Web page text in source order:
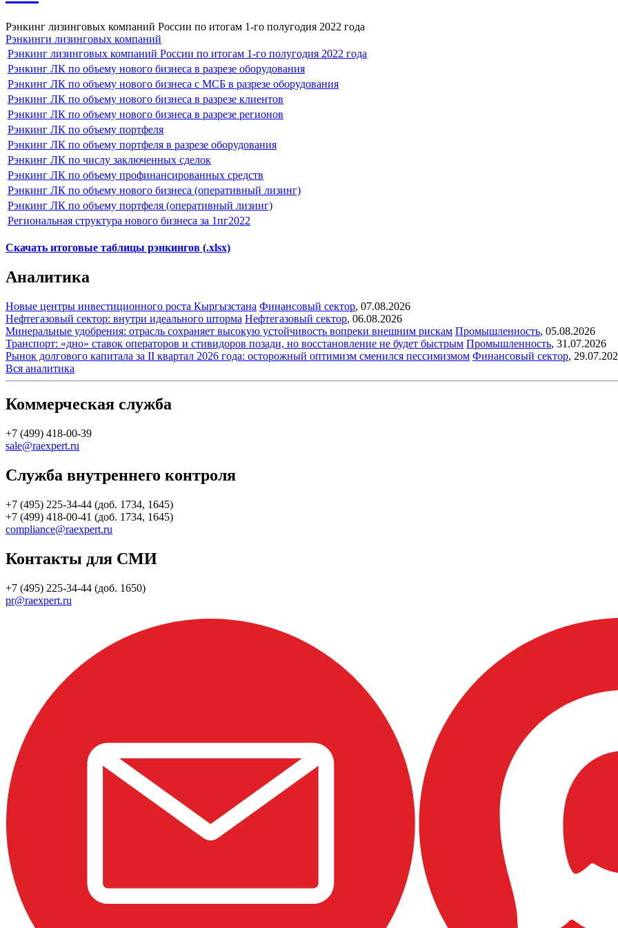
Рэнкинг лизинговых компаний России по итогам 1-го полугодия 2022 года
Рэнкинги лизинговых компаний
Рэнкинг лизинговых компаний России по итогам 1-го полугодия 2022 года
Рэнкинг ЛК по объему нового бизнеса в разрезе оборудования
Рэнкинг ЛК по объему нового бизнеса с МСБ в разрезе оборудования
Рэнкинг ЛК по объему нового бизнеса в разрезе клиентов
Рэнкинг ЛК по объему нового бизнеса в разрезе регионов
Рэнкинг ЛК по объему портфеля
Рэнкинг ЛК по объему портфеля в разрезе оборудования
Рэнкинг ЛК по числу заключенных сделок
Рэнкинг ЛК по объему профинансированных средств
Рэнкинг ЛК по объему нового бизнеса (оперативный лизинг)
Рэнкинг ЛК по объему портфеля (оперативный лизинг)
Региональная структура нового бизнеса за 1пг2022
Скачать итоговые таблицы рэнкингов (.xlsx)
Аналитика
Новые центры инвестиционного роста Кыргызстана Финансовый сектор, 07.08.2026
Нефтегазовый сектор: внутри идеального шторма Нефтегазовый сектор, 06.08.2026
Минеральные удобрения: отрасль сохраняет высокую устойчивость вопреки внешним рискам Промышленность, 05.08.2026
Транспорт: «дно» ставок операторов и стивидоров позади, но восстановление не будет быстрым Промышленность, 31.07.2026
Рынок долгового капитала за II квартал 2026 года: осторожный оптимизм сменился пессимизмом Финансовый сектор,
Вся аналитика
Коммерческая служба
+7 (499) 418-00-39
sale@raexpert.ru
Служба внутреннего контроля
+7 (495) 225-34-44 (доб. 1734, 1645)
+7 (499) 418-00-41 (доб. 1734, 1645)
compliance@raexpert.ru
Контакты для СМИ
+7 (495) 225-34-44 (доб. 1650)
pr@raexpert.ru